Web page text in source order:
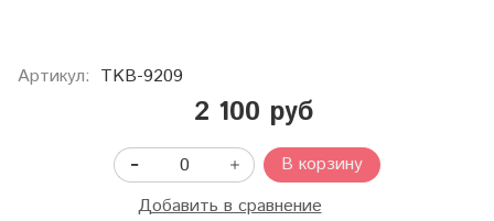
Артикул: TKB-9209
2 100 руб
В корзину
Добавить в сравнение